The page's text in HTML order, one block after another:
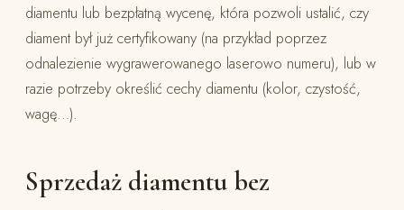
diamentu lub bezpłatną wycenę, która pozwoli ustalić, czy
diament był już certyfikowany (na przykład poprzez
odnalezienie wygrawerowanego laserowo numeru), lub w
razie potrzeby określić cechy diamentu (kolor, czystość,
wagę…).
Sprzedaż diamentu bez